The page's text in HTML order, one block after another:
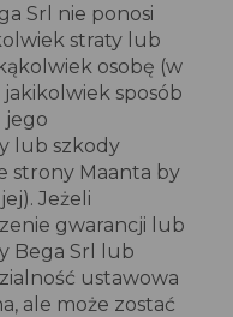
Srl nie ponosi
straty lub
osobę (w
sposób
jego
lub szkody
strony Maanta by
Jeżeli
gwarancji lub
Bega Srl lub
ustawowa
ale może zostać